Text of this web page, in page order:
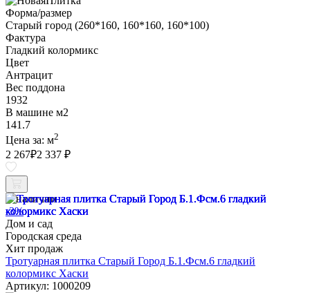
Форма/размер
Старый город (260*160, 160*160, 160*100)
Фактура
Гладкий колормикс
Цвет
Антрацит
Вес поддона
1932
В машине м2
141.7
Цена за: м2
2 267₽2 337 ₽
В наличии
-3%
Дом и сад
Городская среда
Хит продаж
Тротуарная плитка Старый Город Б.1.Фсм.6 гладкий
колормикс Хаски
Артикул: 1000209